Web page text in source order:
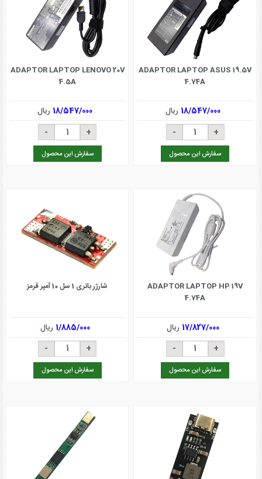
ADAPTOR LAPTOP ASUS 19.5V
4.74A
18/547/000 ریال
سفارش این محصول
ADAPTOR LAPTOP LENOVO 20V
4.5A
18/547/000 ریال
سفارش این محصول
ADAPTOR LAPTOP HP 19V
4.74A
17/827/000 ریال
سفارش این محصول
شارژر باتری 1 سل 10 آمپر قرمز
1/885/000 ریال
سفارش این محصول